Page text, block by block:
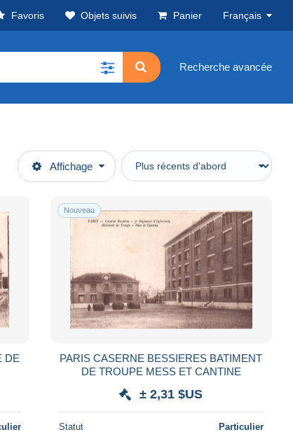
Favoris Objets suivis Panier Français
Recherche avancée
Affichage
DE
Nouveau
PARIS CASERNE BESSIERES BATIMENT
DE TROUPE MESS ET CANTINE
± 2,31 $US
Statut Particulier